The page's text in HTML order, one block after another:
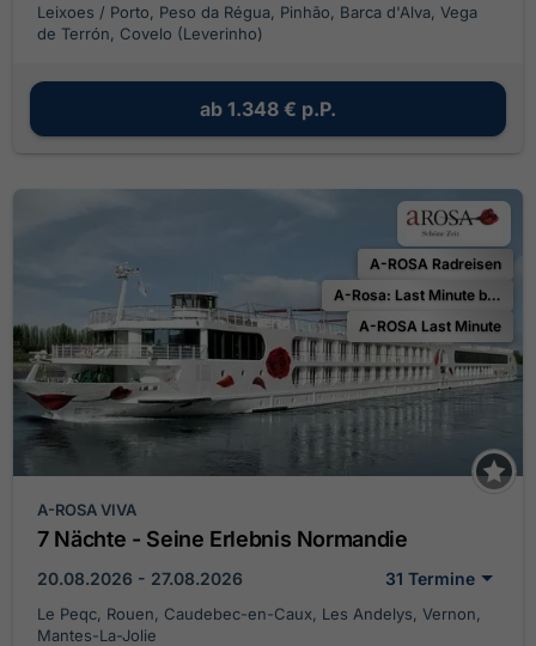
Leixoes / Porto, Peso da Régua, Pinhão, Barca d'Alva, Vega
de Terrón, Covelo (Leverinho)
ab 1.348 € p.P.
A-ROSA Radreisen
A-Rosa: Last Minute bis zu 25 % Ermäßigung
A-ROSA Last Minute
A-ROSA VIVA
7 Nächte - Seine Erlebnis Normandie
20.08.2026 - 27.08.2026 31 Termine
Le Peqc, Rouen, Caudebec-en-Caux, Les Andelys, Vernon,
Mantes-La-Jolie